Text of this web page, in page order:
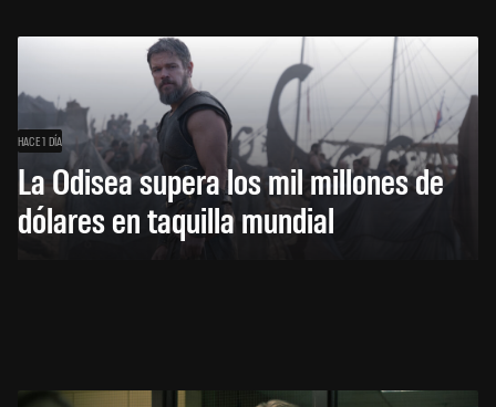
HACE 1 DÍA
La Odisea supera los mil millones de
dólares en taquilla mundial